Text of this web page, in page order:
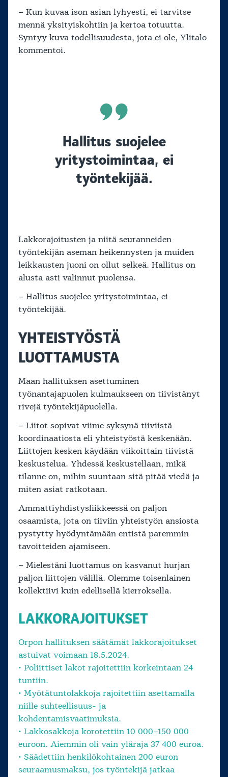
– Kun kuvaa ison asian lyhyesti, ei tarvitse
mennä yksityiskohtiin ja kertoa totuutta.
Syntyy kuva todellisuudesta, jota ei ole, Ylitalo
kommentoi.
Hallitus suojelee
yritystoimintaa, ei
työntekijää.
Lakkorajoitusten ja niitä seuranneiden
työntekijän aseman heikennysten ja muiden
leikkausten juoni on ollut selkeä. Hallitus on
alusta asti valinnut puolensa.
– Hallitus suojelee yritystoimintaa, ei
työntekijää.
YHTEISTYÖSTÄ
LUOTTAMUSTA
Maan hallituksen asettuminen
työnantajapuolen kulmaukseen on tiivistänyt
rivejä työntekijäpuolella.
– Liitot sopivat viime syksynä tiiviistä
koordinaatiosta eli yhteistyöstä keskenään.
Liittojen kesken käydään viikoittain tiivistä
keskustelua. Yhdessä keskustellaan, mikä
tilanne on, mihin suuntaan sitä pitää viedä ja
miten asiat ratkotaan.
Ammattiyhdistysliikkeessä on paljon
osaamista, jota on tiiviin yhteistyön ansiosta
pystytty hyödyntämään entistä paremmin
tavoitteiden ajamiseen.
– Mielestäni luottamus on kasvanut hurjan
paljon liittojen välillä. Olemme toisenlainen
kollektiivi kuin edellisellä kierroksella.
LAKKORAJOITUKSET
Orpon hallituksen säätämät lakkorajoitukset
astuivat voimaan 18.5.2024.
• Poliittiset lakot rajoitettiin korkeintaan 24
tuntiin.
• Myötätuntolakkoja rajoitettiin asettamalla
niille suhteellisuus- ja
kohdentamisvaatimuksia.
• Lakkosakkoja korotettiin 10 000–150 000
euroon. Aiemmin oli vain yläraja 37 400 euroa.
• Säädettiin henkilökohtainen 200 euron
seuraamusmaksu, jos työntekijä jatkaa